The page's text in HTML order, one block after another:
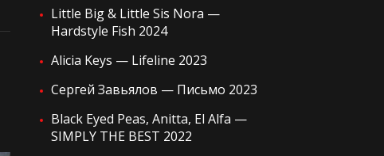
Little Big & Little Sis Nora —
Hardstyle Fish 2024
Alicia Keys — Lifeline 2023
Сергей Завьялов — Письмо 2023
Black Eyed Peas, Anitta, El Alfa —
SIMPLY THE BEST 2022